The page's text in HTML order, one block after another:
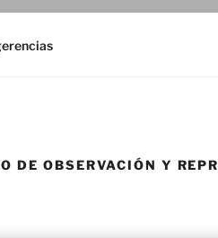
DE OBSERVACIÓN Y